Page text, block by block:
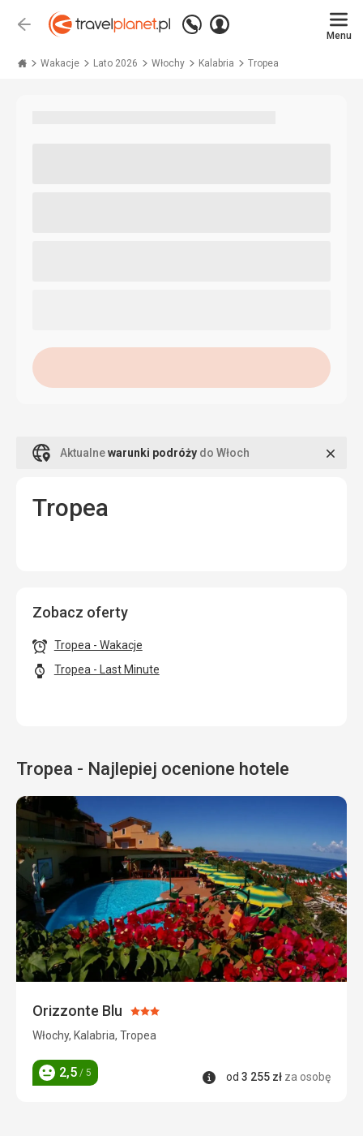
Wstecz
Zadzwoń
+48 71 771 76 55
Zaloguj
Menu
Wakacje Lato 2026 Włochy Kalabria Tropea
Aktualnewarunki podróży do Włoch
Tropea
Zobacz oferty
Tropea - Wakacje
Tropea - Last Minute
Tropea - Najlepiej ocenione hotele
Orizzonte Blu Ocena:
3/5
Włochy, Kalabria, Tropea
Ocena
2,5 / 5 Informacje
od 3 255 zł za osobę